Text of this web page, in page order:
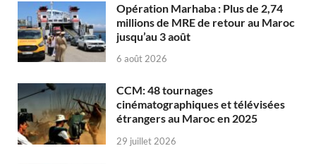
Opération Marhaba : Plus de 2,74
millions de MRE de retour au Maroc
jusqu’au 3 août
6 août 2026
CCM: 48 tournages
cinématographiques et télévisées
étrangers au Maroc en 2025
29 juillet 2026